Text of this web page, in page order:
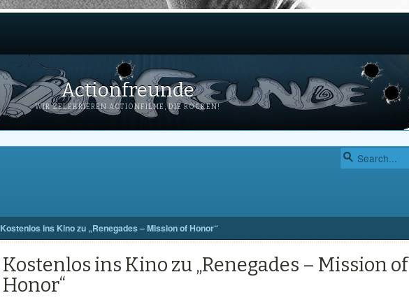
Actionfreunde
WIR ZELEBRIEREN ACTIONFILME, DIE ROCKEN!
Kostenlos ins Kino zu „Renegades – Mission of Honor“
Kostenlos ins Kino zu „Renegades – Mission of
Honor“